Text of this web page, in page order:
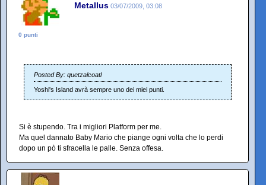
Metallus 03/07/2009, 03:08
0 punti
Posted By: quetzalcoatl
Yoshi's Island avrà sempre uno dei miei punti.
Si è stupendo. Tra i migliori Platform per me.
Ma quel dannato Baby Mario che piange ogni volta che lo perdi
dopo un pò ti sfracella le palle. Senza offesa.